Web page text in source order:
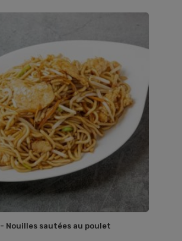
Nouilles sautées au poulet